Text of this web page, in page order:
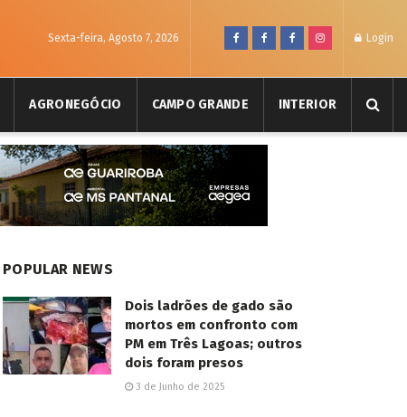
Sexta-feira, Agosto 7, 2026 Login
AGRONEGÓCIO CAMPO GRANDE INTERIOR
POPULAR NEWS
Dois ladrões de gado são
mortos em confronto com
PM em Três Lagoas; outros
dois foram presos
3 de Junho de 2025